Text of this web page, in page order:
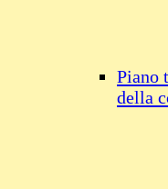
Piano
della